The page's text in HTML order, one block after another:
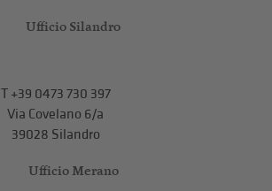
Ufficio Silandro
T+39 0473 730 397
Via Covelano 6/a
39028 Silandro
Ufficio Merano